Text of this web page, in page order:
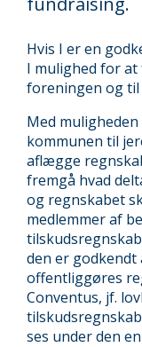
Hvis I er en
I mulighed for
foreningen og til
Med
kommunen til
aflægge
fremgå hvad
og regnskabet
medlemmer af
den er
offentliggøres
Conventus, jf.
ses under den